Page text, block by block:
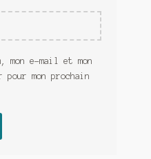
mon e-mail et mon
mon prochain